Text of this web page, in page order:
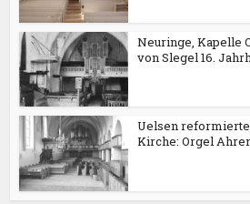
Neuringe, Kapelle
von Slegel 16.
Uelsen reformierte
Kirche: Orgel